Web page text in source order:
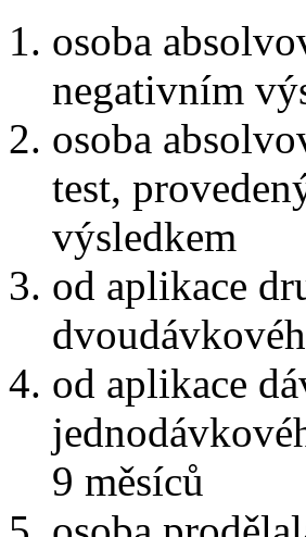
osoba
negativním
osoba
test,
výsledkem
od aplikace
od aplikace
9 měsíců